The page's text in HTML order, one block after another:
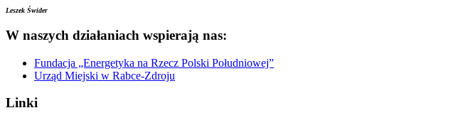
Leszek Świder
W naszych działaniach wspierają nas:
Fundacja „Energetyka na Rzecz Polski Południowej”
Urząd Miejski w Rabce-Zdroju
Linki